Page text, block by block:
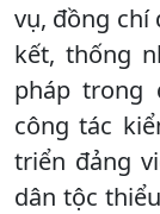
vụ, đồng chí
kết, thống
pháp trong
công tác
triển đảng
dân tộc